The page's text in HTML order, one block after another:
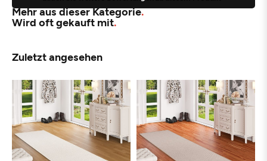
Mehr aus dieser Kategorie
Wird oft gekauft mit
Zuletzt angesehen